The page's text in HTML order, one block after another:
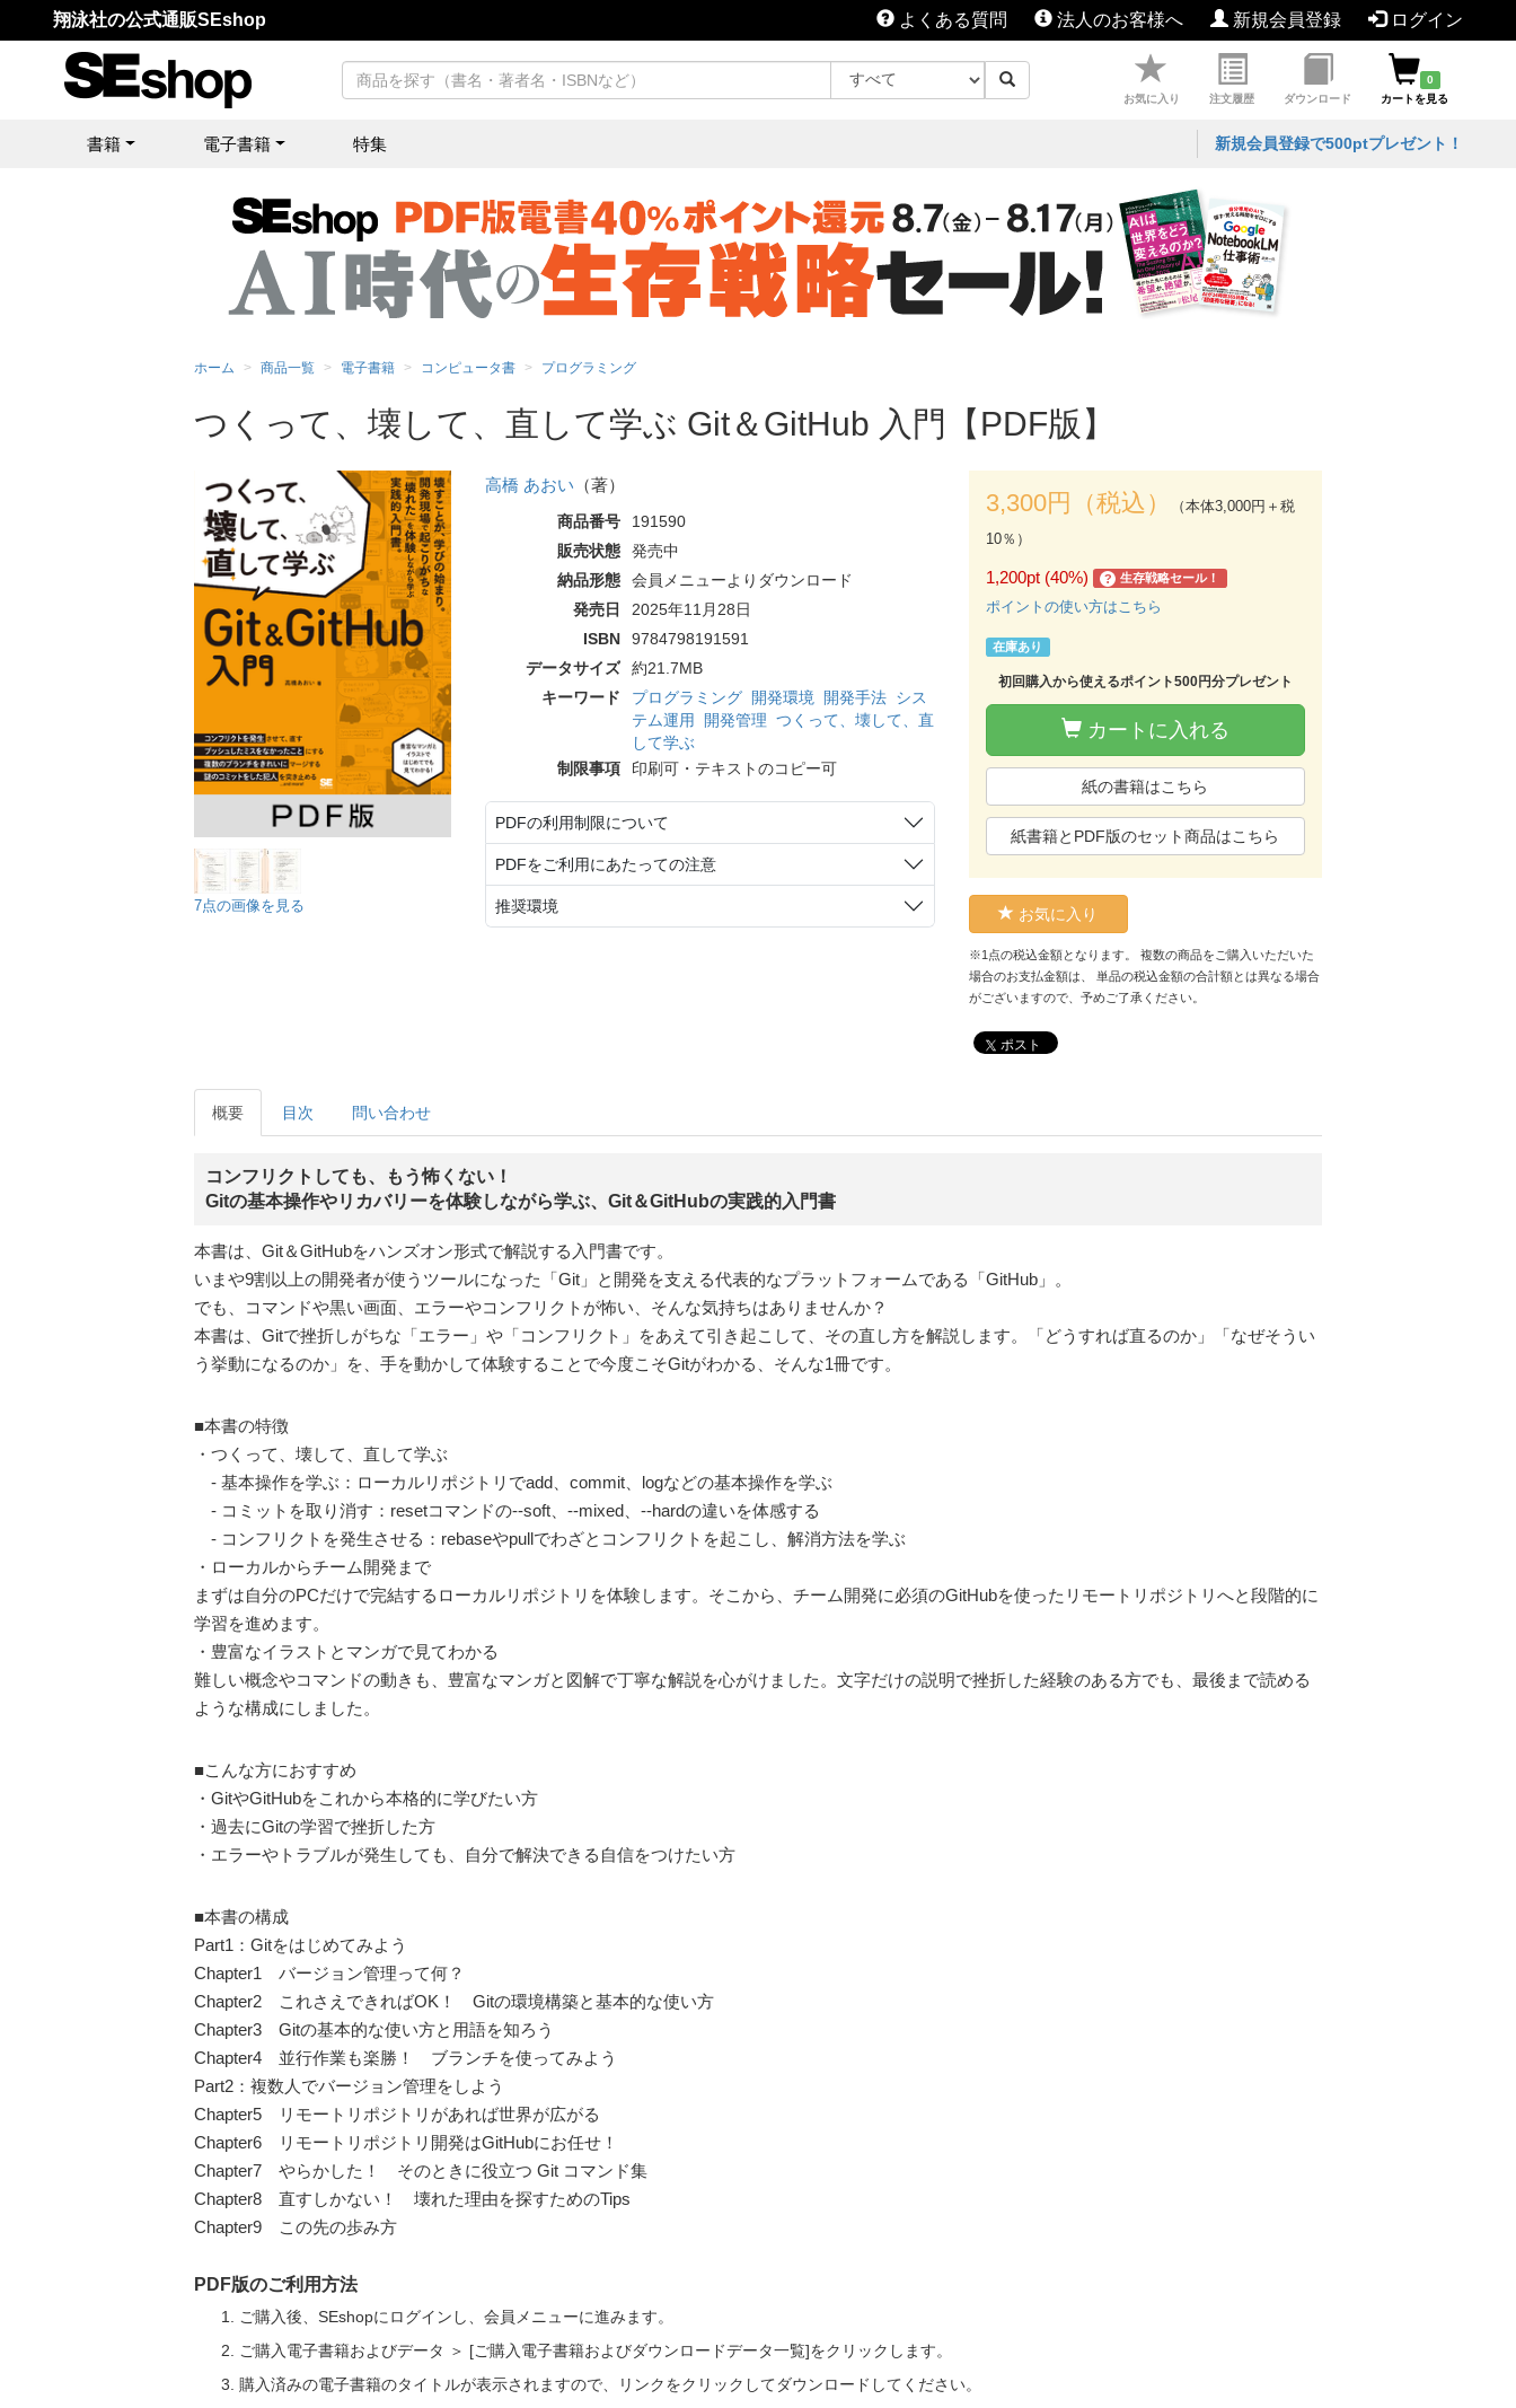
翔泳社の公式通販SEshop よくある質問 法人のお客様へ 新規会員登録 ログイン
お気に入り 注文履歴 ダウンロード
0
カートを見る
書籍 電子書籍 特集 新規会員登録で500ptプレゼント！
ホーム 商品一覧 電子書籍 コンピュータ書 プログラミング
つくって、壊して、直して学ぶ Git＆GitHub 入門【PDF版】
7点の画像を見る
高橋 あおい （著）
商品番号
191590
販売状態
発売中
納品形態
会員メニューよりダウンロード
発売日
2025年11月28日
ISBN
9784798191591
データサイズ
約21.7MB
キーワード
プログラミング 開発環境 開発手法 シス
テム運用
開発管理 つくって、壊して、直
して学ぶ
制限事項
印刷可・テキストのコピー可
PDFの利用制限について
PDFをご利用にあたっての注意
推奨環境
3,300円（税込）
（本体3,000円＋税
10％）
1,200pt (40%) ? 生存戦略セール！
ポイントの使い方はこちら
在庫あり
初回購入から使えるポイント500円分プレゼント
カートに入れる
紙の書籍はこちら
紙書籍とPDF版のセット商品はこちら
お気に入り
※1点の税込金額となります。 複数の商品をご購入いただいた
場合のお支払金額は、 単品の税込金額の合計額とは異なる場合
がございますので、予めご了承ください。
ポスト
概要 目次 問い合わせ
コンフリクトしても、もう怖くない！
Gitの基本操作やリカバリーを体験しながら学ぶ、Git＆GitHubの実践的入門書
本書は、Git＆GitHubをハンズオン形式で解説する入門書です。
いまや9割以上の開発者が使うツールになった「Git」と開発を支える代表的なプラットフォームである「GitHub」。
でも、コマンドや黒い画面、エラーやコンフリクトが怖い、そんな気持ちはありませんか？
本書は、Gitで挫折しがちな「エラー」や「コンフリクト」をあえて引き起こして、その直し方を解説します。「どうすれば直るのか」「なぜそうい
う挙動になるのか」を、手を動かして体験することで今度こそGitがわかる、そんな1冊です。
■本書の特徴
・つくって、壊して、直して学ぶ
- 基本操作を学ぶ：ローカルリポジトリでadd、commit、logなどの基本操作を学ぶ
- コミットを取り消す：resetコマンドの--soft、--mixed、--hardの違いを体感する
- コンフリクトを発生させる：rebaseやpullでわざとコンフリクトを起こし、解消方法を学ぶ
・ローカルからチーム開発まで
まずは自分のPCだけで完結するローカルリポジトリを体験します。そこから、チーム開発に必須のGitHubを使ったリモートリポジトリへと段階的に
学習を進めます。
・豊富なイラストとマンガで見てわかる
難しい概念やコマンドの動きも、豊富なマンガと図解で丁寧な解説を心がけました。文字だけの説明で挫折した経験のある方でも、最後まで読める
ような構成にしました。
■こんな方におすすめ
・GitやGitHubをこれから本格的に学びたい方
・過去にGitの学習で挫折した方
・エラーやトラブルが発生しても、自分で解決できる自信をつけたい方
■本書の構成
Part1：Gitをはじめてみよう
Chapter1 バージョン管理って何？
Chapter2 これさえできればOK！ Gitの環境構築と基本的な使い方
Chapter3 Gitの基本的な使い方と用語を知ろう
Chapter4 並行作業も楽勝！ ブランチを使ってみよう
Part2：複数人でバージョン管理をしよう
Chapter5 リモートリポジトリがあれば世界が広がる
Chapter6 リモートリポジトリ開発はGitHubにお任せ！
Chapter7 やらかした！ そのときに役立つ Git コマンド集
Chapter8 直すしかない！ 壊れた理由を探すためのTips
Chapter9 この先の歩み方
PDF版のご利用方法
ご購入後、SEshopにログインし、会員メニューに進みます。
ご購入電子書籍およびデータ ＞ [ご購入電子書籍およびダウンロードデータ一覧]をクリックします。
購入済みの電子書籍のタイトルが表示されますので、リンクをクリックしてダウンロードしてください。